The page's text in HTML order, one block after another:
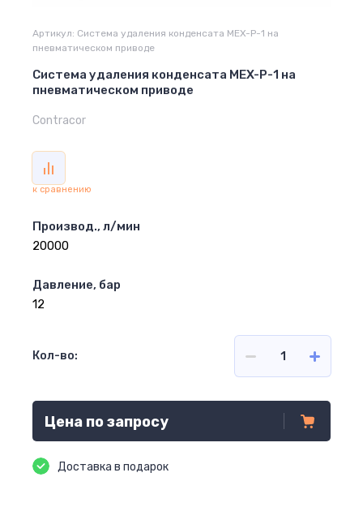
Артикул: Система удаления конденсата MEX-P-1 на
пневматическом приводе
Система удаления конденсата MEX-P-1 на
пневматическом приводе
Contracor
к сравнению
Производ., л/мин
20000
Давление, бар
12
Кол-во:
Цена по запросу
Доставка в подарок